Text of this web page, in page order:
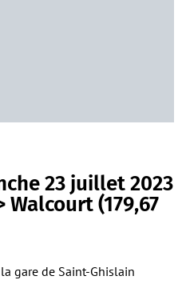
23 juillet 2023
(179,67
gare de Saint-Ghislain